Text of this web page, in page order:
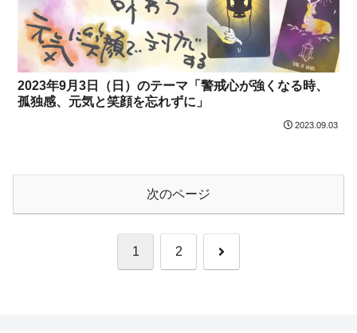
2023年9月3日（日）のテーマ「警戒心が強くなる時、
孤独感、元気と笑顔を忘れずに」
2023.09.03
次のページ
1 2 次